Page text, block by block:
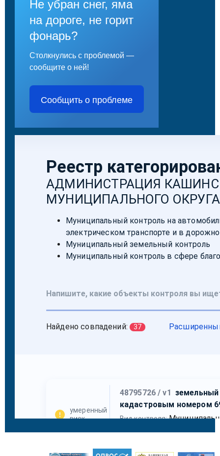
Не убран снег, яма
на дороге, не горит
фонарь?
Столкнулись с проблемой —
сообщите о ней!
Сообщить о проблеме